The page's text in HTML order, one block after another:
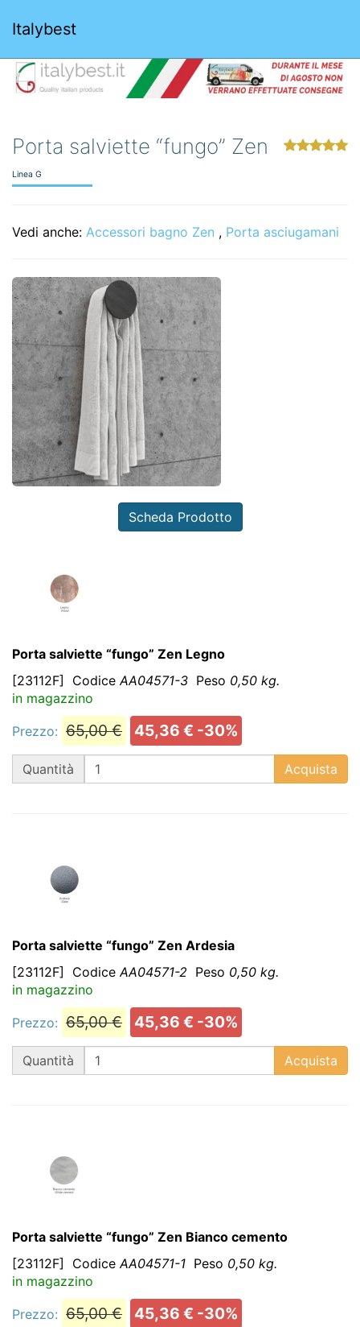
Italybest
Porta salviette “fungo” Zen
Linea G
Vedi anche: Accessori bagno Zen , Porta asciugamani
Scheda Prodotto
Porta salviette “fungo” Zen Legno
[23112F]
Codice AA04571-3 Peso 0,50 kg.
in magazzino
Prezzo: 65,00 € 45,36 € -30%
QTQuantità Acquista
Porta salviette “fungo” Zen Ardesia
[23112F]
Codice AA04571-2 Peso 0,50 kg.
in magazzino
Prezzo: 65,00 € 45,36 € -30%
QTQuantità Acquista
Porta salviette “fungo” Zen Bianco cemento
[23112F]
Codice AA04571-1 Peso 0,50 kg.
in magazzino
Prezzo: 65,00 € 45,36 € -30%